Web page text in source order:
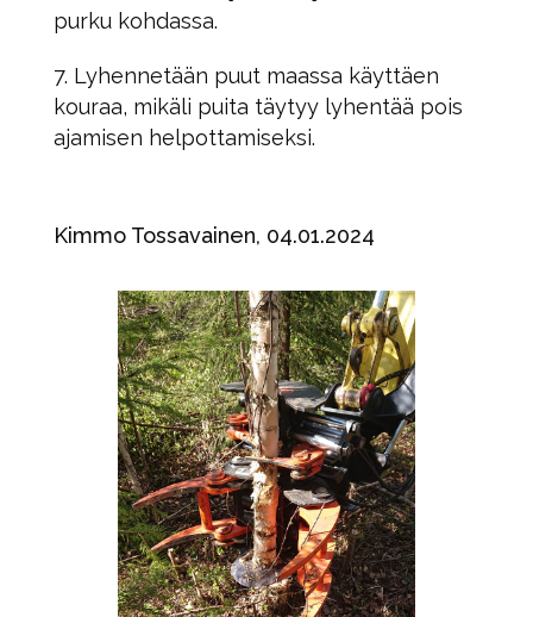
purku kohdassa.
Lyhennetään puut maassa käyttäen
kouraa, mikäli puita täytyy lyhentää pois
ajamisen helpottamiseksi.
Kimmo Tossavainen, 04.01.2024